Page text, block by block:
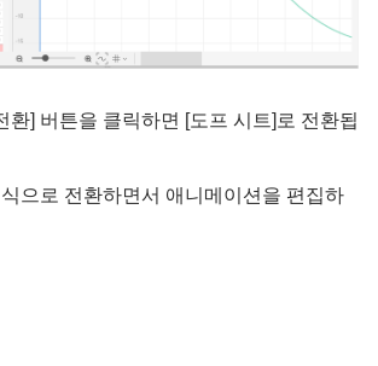
환] 버튼을 클릭하면 [도프 시트]로 전환됩
으로 전환하면서 애니메이션을 편집하